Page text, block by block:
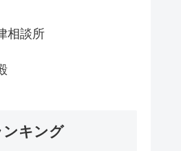
相談所
ンキング